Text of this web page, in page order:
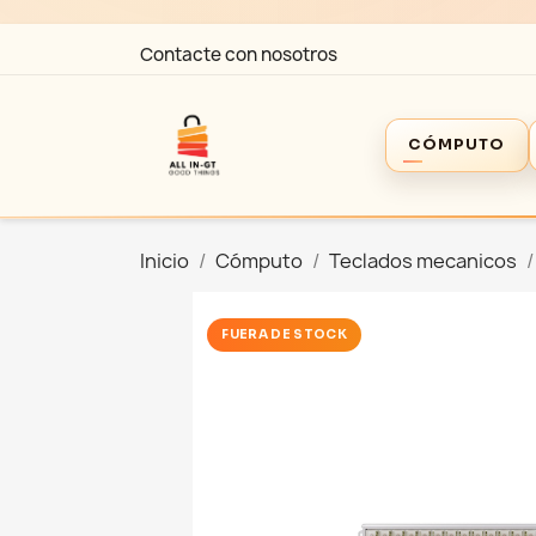
Contacte con nosotros
CÓMPUTO
Inicio Cómputo Teclados mecanicos
FUERA DE STOCK